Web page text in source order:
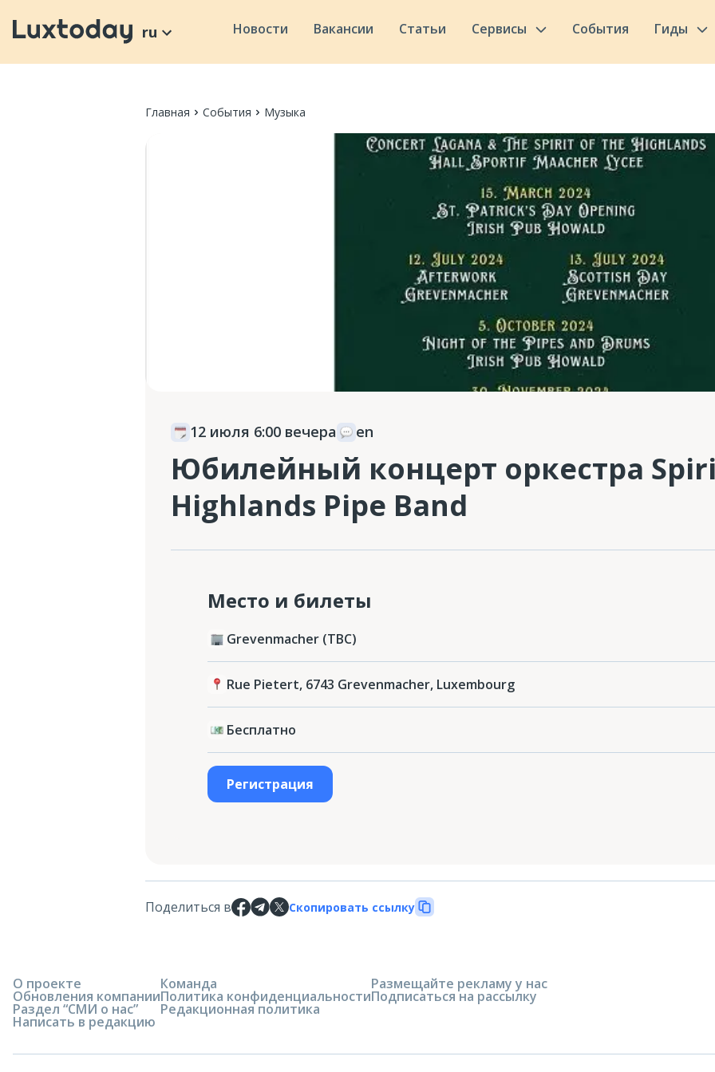
ru Новости Вакансии Статьи Сервисы События Гиды
Главная События Музыка
12 июля 6:00 вечера en
Юбилейный концерт оркестра
Highlands Pipe Band
Место и билеты
Grevenmacher (TBC)
Rue Pietert, 6743 Grevenmacher, Luxembourg
Бесплатно
Регистрация
Поделиться в Скопировать ссылку
О проекте
Обновления компании
Раздел “СМИ о нас”
Написать в редакцию
Команда
Политика конфиденциальности
Редакционная политика
Размещайте рекламу у нас
Подписаться на рассылку